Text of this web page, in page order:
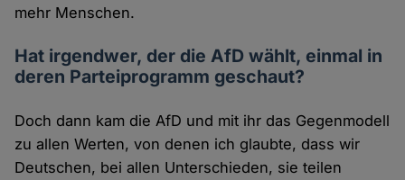
mehr Menschen.
Hat irgendwer, der die AfD wählt, einmal in
deren Parteiprogramm geschaut?
Doch dann kam die AfD und mit ihr das Gegenmodell
zu allen Werten, von denen ich glaubte, dass wir
Deutschen, bei allen Unterschieden, sie teilen